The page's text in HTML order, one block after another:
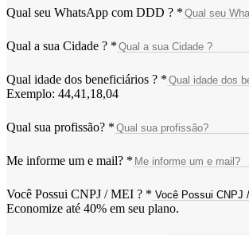
Qual seu WhatsApp com DDD ? *
Qual a sua Cidade ? *
Qual idade dos beneficiários ? *
Exemplo: 44,41,18,04
Qual sua profissão? *
Me informe um e mail? *
Você Possui CNPJ / MEI ? *
Economize até 40% em seu plano.